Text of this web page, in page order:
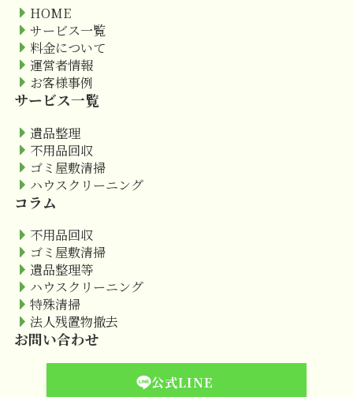
HOME
サービス一覧
料金について
運営者情報
お客様事例
サービス一覧
遺品整理
不用品回収
ゴミ屋敷清掃
ハウスクリーニング
コラム
不用品回収
ゴミ屋敷清掃
遺品整理等
ハウスクリーニング
特殊清掃
法人残置物撤去
お問い合わせ
公式LINE